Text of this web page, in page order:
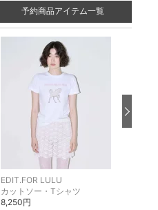
予約商品アイテム一覧
EDIT.FOR LULU
カットソー・Tシャツ
8,250円